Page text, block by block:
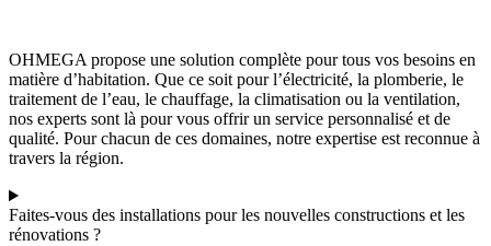
OHMEGA propose une solution complète pour tous vos besoins en
matière d’habitation. Que ce soit pour l’électricité, la plomberie, le
traitement de l’eau, le chauffage, la climatisation ou la ventilation,
nos experts sont là pour vous offrir un service personnalisé et de
qualité. Pour chacun de ces domaines, notre expertise est reconnue à
travers la région.
Faites-vous des installations pour les nouvelles constructions et les
rénovations ?